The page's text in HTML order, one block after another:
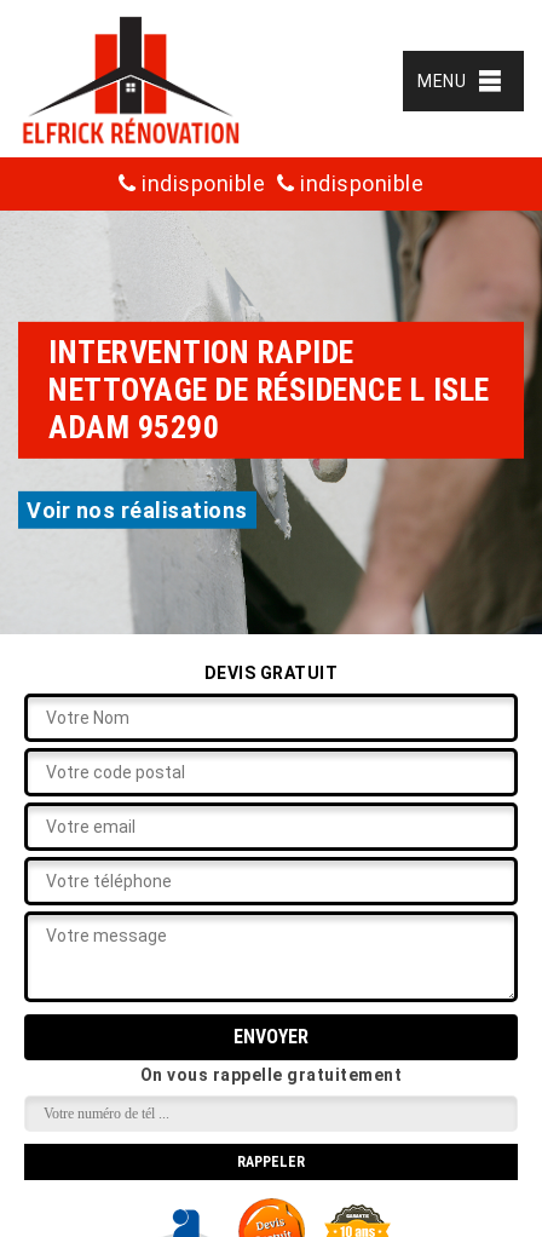
MENU
indisponible indisponible
INTERVENTION RAPIDE
NETTOYAGE DE RÉSIDENCE L ISLE
ADAM 95290
Voir nos réalisations
DEVIS GRATUIT
On vous rappelle gratuitement